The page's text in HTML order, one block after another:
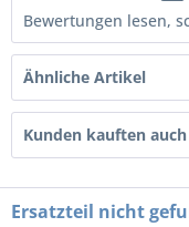
Bewertungen lesen,
Ähnliche Artikel
Kunden kauften auch
Ersatzteil nicht